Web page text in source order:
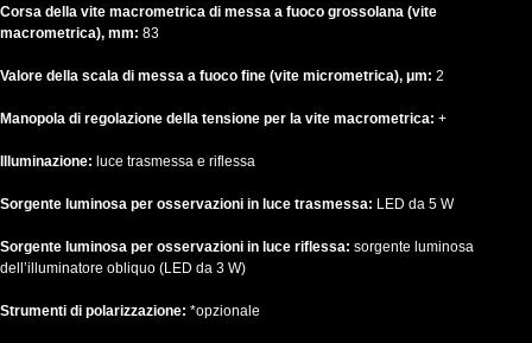
Corsa della vite macrometrica di messa a fuoco grossolana (vite
macrometrica), mm: 83
Valore della scala di messa a fuoco fine (vite micrometrica), μm: 2
Manopola di regolazione della tensione per la vite macrometrica: +
Illuminazione: luce trasmessa e riflessa
Sorgente luminosa per osservazioni in luce trasmessa: LED da 5 W
Sorgente luminosa per osservazioni in luce riflessa: sorgente luminosa
dell’illuminatore obliquo (LED da 3 W)
Strumenti di polarizzazione: *opzionale